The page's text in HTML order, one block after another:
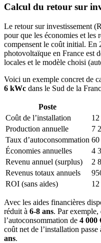
Calcul du retour sur
Le retour sur investissement
pour que les économies et les
compensent le coût initial. En
photovoltaïque en France est
locales et le modèle choisi
Voici un exemple concret de
6 kWc dans le Sud de la
Poste
Coût de l’installation
Production annuelle
7
Taux d’autoconsommation 60
Économies annuelles
4
Revenu annuel (surplus)
2
Revenus totaux annuels
ROI (sans aides)
Avec les aides financières
réduit à 6-8 ans. Par exemple,
l’autoconsommation de 4 000
coût net de l’installation passe
ans.